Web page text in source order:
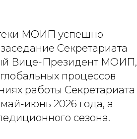
МОИП успешно
Секретариата
Вице-Президент МОИП,
процессов
работы Секретариата
июнь 2026 года, а
сезона.